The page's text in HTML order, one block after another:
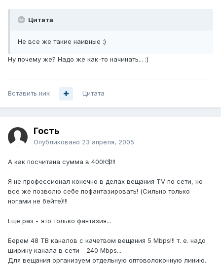
Цитата
Не все же такие наивные :)
Ну почему же? Надо же как-то начинать... :)
Вставить ник Цитата
Гость
Опубликовано 23 апреля, 2005
А как посчитана сумма в 400К$!!!
Я не профессионал конечно в делах вещания TV по сети, но
все же позволю себе пофантазировать! (Сильно только
ногами не бейте)!!!
Еще раз - это только фантазия...
Берем 48 ТВ каналов с качетвом вещания 5 Mbps!!! т. е. надо
ширину канала в сети - 240 Mbps...
Для вещания организуем отдельную оптоволоконную линию.